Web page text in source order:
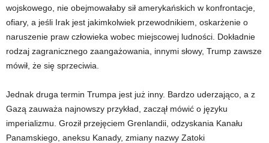
wojskowego, nie obejmowałaby sił amerykańskich w konfrontacje,
ofiary, a jeśli Irak jest jakimkolwiek przewodnikiem, oskarżenie o
naruszenie praw człowieka wobec miejscowej ludności. Dokładnie
rodzaj zagranicznego zaangażowania, innymi słowy, Trump zawsze
mówił, że się sprzeciwia.
Jednak druga termin Trumpa jest już inny. Bardzo uderzająco, a z
Gazą zauważa najnowszy przykład, zaczął mówić o języku
imperializmu. Groził przejęciem Grenlandii, odzyskania Kanału
Panamskiego, aneksu Kanady, zmiany nazwy Zatoki